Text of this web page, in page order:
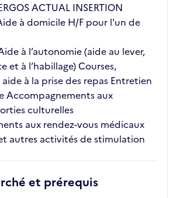
ACTUAL INSERTION
à domicile H/F pour l'un de
à l’autonomie (aide au lever,
et à l’habillage) Courses,
à la prise des repas Entretien
Accompagnements aux
culturelles
aux rendez-vous médicaux
autres activités de stimulation
et prérequis